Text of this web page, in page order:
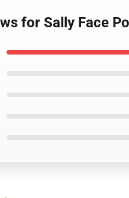
for Sally Face